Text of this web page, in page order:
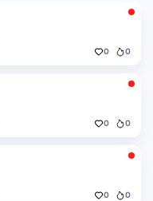
0 0
0 0
0 0